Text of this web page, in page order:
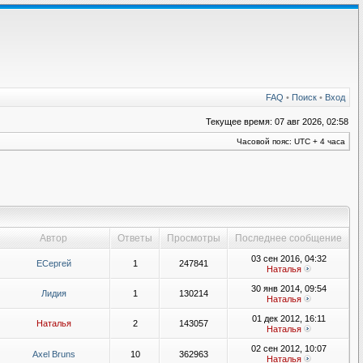
FAQ • Поиск • Вход
Текущее время: 07 авг 2026, 02:58
Часовой пояс: UTC + 4 часа
Автор Ответы Просмотры Последнее сообщение
ЕСергей 1 247841
03 сен 2016, 04:32
Наталья
Лидия 1 130214
30 янв 2014, 09:54
Наталья
Наталья 2 143057
01 дек 2012, 16:11
Наталья
Axel Bruns 10 362963
02 сен 2012, 10:07
Наталья